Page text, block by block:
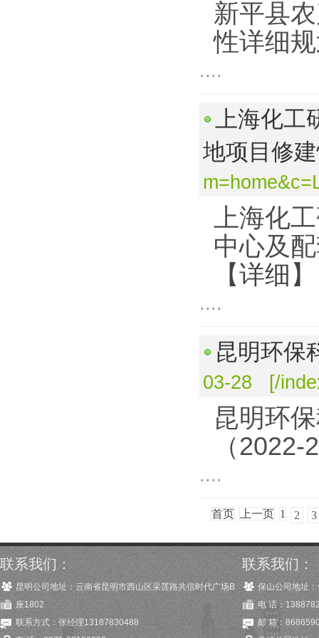
新平县
性详细
....
上海化
地项目修
上海化
中心及
【详细】
....
昆明环保
03-28 [/
昆明环
（
....
首页 上一页 1 2 3
联系我们：
昆明公司地址：云南省昆明市西山区采莲路共信时代广场B
座1802
联系方式：张经理13187830488
联系我们：
保山公司地址
电 话：
邮 箱：